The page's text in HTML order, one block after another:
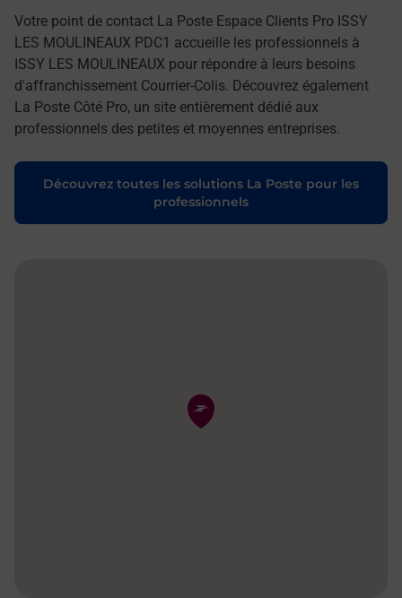
Votre point de contact La Poste Espace Clients Pro ISSY
LES MOULINEAUX PDC1 accueille les professionnels à
ISSY LES MOULINEAUX pour répondre à leurs besoins
d'affranchissement Courrier-Colis. Découvrez également
La Poste Côté Pro, un site entièrement dédié aux
professionnels des petites et moyennes entreprises.
Découvrez toutes les solutions La Poste pour les
professionnels
Pin de la carte